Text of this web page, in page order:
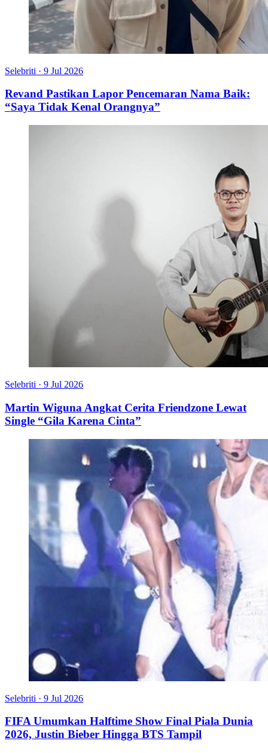
Selebriti · 9 Jul 2026
Revand Pastikan Lapor Pencemaran Nama Baik:
“Saya Tidak Kenal Orangnya”
Selebriti · 9 Jul 2026
Martin Wiguna Angkat Cerita Friendzone Lewat
Single “Gila Karena Cinta”
Selebriti · 9 Jul 2026
FIFA Umumkan Halftime Show Final Piala Dunia
2026, Justin Bieber Hingga BTS Tampil